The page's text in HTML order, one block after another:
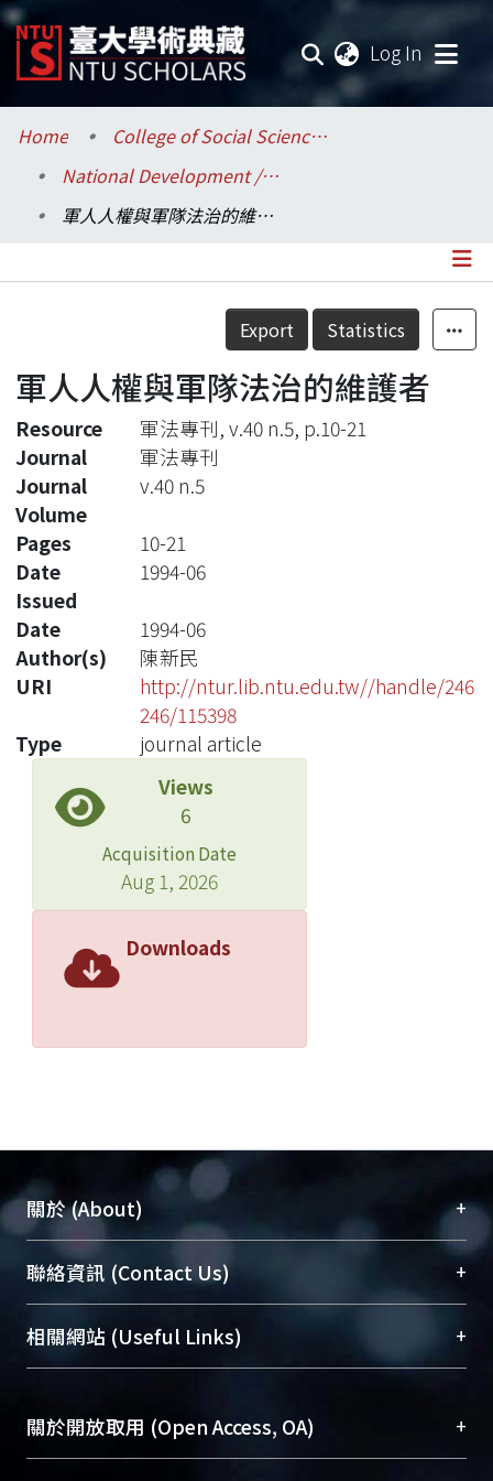
Log In
Communities & Collections
Research Outputs
Statistics
Home
College of Social Sciences / 社會科學院
National Development / 國家發展研究所
軍人人權與軍隊法治的維護者
Details
Export Statistics
軍人人權與軍隊法治的維護者
Resource
軍法專刊, v.40 n.5, p.10-21
Journal
軍法專刊
Journal
Volume
v.40 n.5
Pages
10-21
Date
Issued
1994-06
Date
1994-06
Author(s)
陳新民
URI
http://ntur.lib.ntu.edu.tw//handle/246
246/115398
Type
journal article
Views
6
Acquisition Date
Aug 1, 2026
Downloads
關於 (About) +
臺大位居世界頂尖大學之列，為永久珍藏及向國際
展現本校豐碩的研究成果及學術能量，圖書館整合
機構典藏（NTUR）與學術庫（AH）不同功能平
台，成為臺大學術典藏NTU scholars。期能整合研
成果。
To permanently archive and promote researcher
聯絡資訊 (Contact Us) +
總館學科館員(Main Library)
醫學圖書館學科館員(Medical Library)
Sciences Library)
相關網站 (Useful Links) +
關於開放取用 (Open Access, OA) +